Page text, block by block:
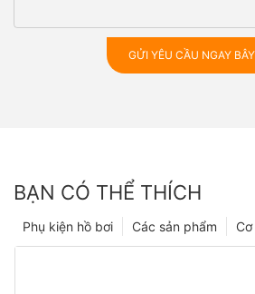
GỬI YÊU CẦU NGAY
BẠN CÓ THỂ THÍCH
Các sản phẩm
Phụ kiện hồ bơi